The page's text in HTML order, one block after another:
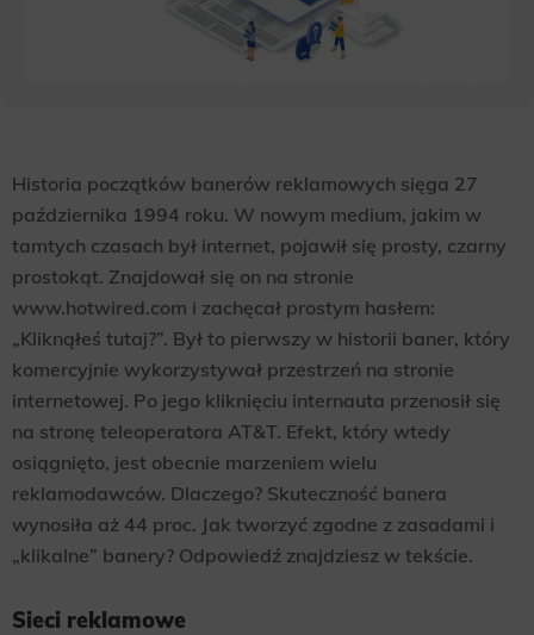
Historia początków banerów reklamowych sięga 27
października 1994 roku. W nowym medium, jakim w
tamtych czasach był internet, pojawił się prosty, czarny
prostokąt. Znajdował się on na stronie
www.hotwired.com i zachęcał prostym hasłem:
„Kliknąłeś tutaj?”. Był to pierwszy w historii baner, który
komercyjnie wykorzystywał przestrzeń na stronie
internetowej. Po jego kliknięciu internauta przenosił się
na stronę teleoperatora AT&T. Efekt, który wtedy
osiągnięto, jest obecnie marzeniem wielu
reklamodawców. Dlaczego? Skuteczność banera
wynosiła aż 44 proc. Jak tworzyć zgodne z zasadami i
„klikalne” banery? Odpowiedź znajdziesz w tekście.
Sieci reklamowe